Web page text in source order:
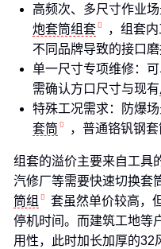
高频次、多尺寸作业
炮套筒组套
，组套
不同品牌导致的接口
单一尺寸专项维修：
需确认方口尺寸与现有
特殊工况需求：防爆
套筒
，普通铬钒钢
组套的溢价主要来自工具
汽修厂等需要快速切换套
筒组
套虽然单价较高，
停机时间。而建筑工地等
用性，此时加长加厚的32